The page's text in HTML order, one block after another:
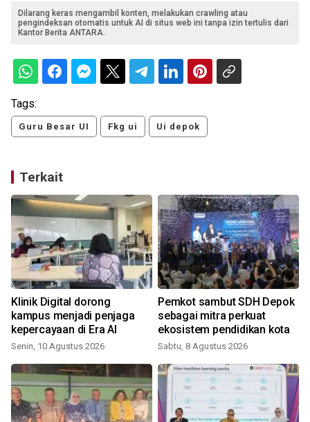
Dilarang keras mengambil konten, melakukan crawling atau
pengindeksan otomatis untuk AI di situs web ini tanpa izin tertulis dari
Kantor Berita ANTARA.
Tags:
Guru Besar UI Fkg ui Ui depok
Terkait
Klinik Digital dorong
kampus menjadi penjaga
kepercayaan di Era AI
Senin, 10 Agustus 2026
Pemkot sambut SDH Depok
sebagai mitra perkuat
ekosistem pendidikan kota
Sabtu, 8 Agustus 2026